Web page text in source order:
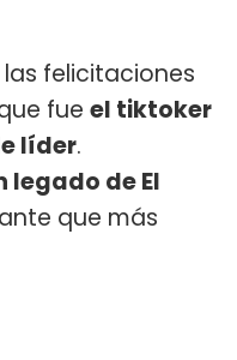
felicitaciones
fue el tiktoker
líder.
legado de El
que más